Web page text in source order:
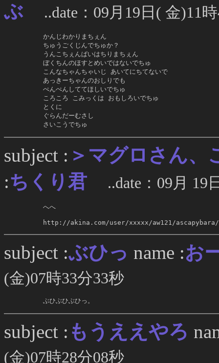
ぶ ..date：09月19日( 金)11
     かんじわかりまちぇん
     ちゅうごくじんでちゅか？
     うんこちぇんぱいはちりまちぇん
     ぼくちんのほすとめいではないでちゅ
     こんなちゃんちゃいじ あいてにちてないで
     あっきーちゃんのおしりでも
     ぺんぺんしててほしいでちゅ
     ころころ こみっくは おもしろいでちゅ
     とくに
     ぐらんだーむさし
     さいこうでちゅ
subject : ＞マグロさん、
:ちくり君 ..date：09月 19
     へへ
http://akina.com/user/xxxxx/aw121/
subject :ぶひっ name :お
(金)07時33分33秒
     ぶひぶひぶひっ。
subject : もうええやろ
(金)07時28分08秒